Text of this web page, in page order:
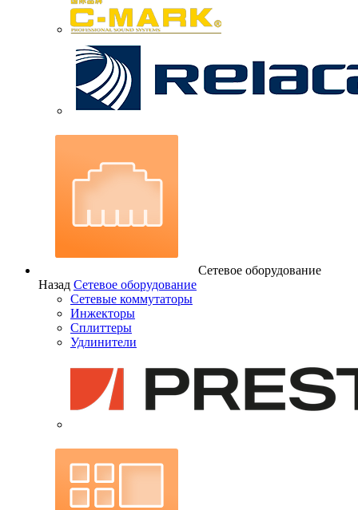
Сетевое оборудование
Назад Сетевое оборудование
Сетевые коммутаторы
Инжекторы
Сплиттеры
Удлинители